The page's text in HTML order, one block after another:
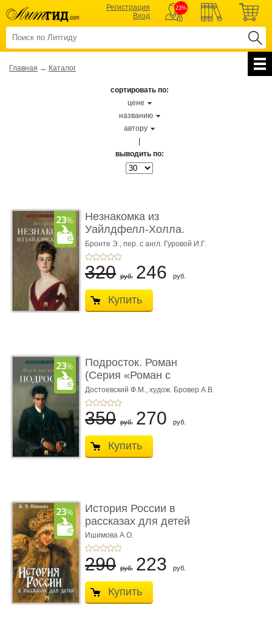
Регистрация
Вход
23%
Главная → Каталог
сортировать по:
цене
названию
автору
выводить по:
Незнакомка из
Уайлдфелл-Холла.
Роман (Серия «Р� ...
Бронте Э., пер. с англ. Гуровой И.Г.
320 руб. 246 руб.
Купить
Подросток. Роман
(Серия «Роман с
книгой»)
Достоевский Ф.М., худож. Бровер А.В.
350 руб. 270 руб.
Купить
История России в
рассказах для детей
Ишимова А.О.
290 руб. 223 руб.
Купить